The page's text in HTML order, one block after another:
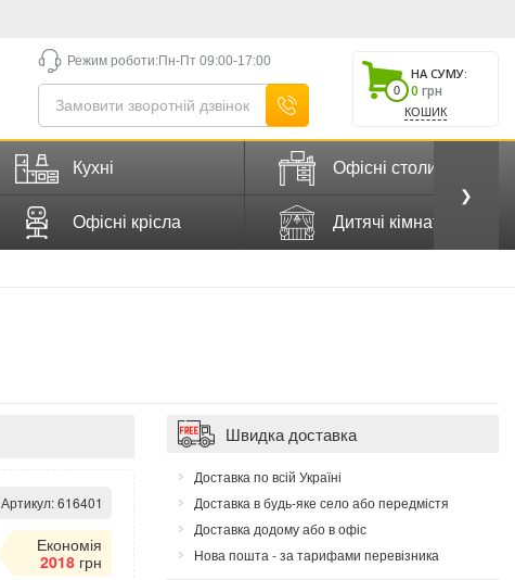
Режим роботи:Пн-Пт 09:00-17:00
0
НА СУМУ:
0 грн
КОШИК
Кухні Офісні столи
Офісні крісла Дитячі кімнати
❯
Артикул:616401
Економія
2018 грн
Швидка доставка
Доставка по всій Україні
Доставка в будь-яке село або передмістя
Доставка додому або в офіс
Нова пошта - за тарифами перевізника